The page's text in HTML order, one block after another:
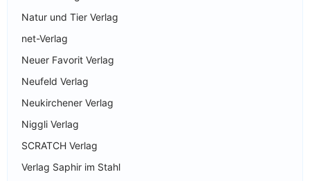
Natur und Tier Verlag
net-Verlag
Neuer Favorit Verlag
Neufeld Verlag
Neukirchener Verlag
Niggli Verlag
SCRATCH Verlag
Verlag Saphir im Stahl